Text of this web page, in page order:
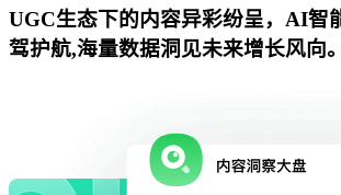
UGC生态下的内容异彩纷呈，AI智
驾护航,海量数据洞见未来增长风向。